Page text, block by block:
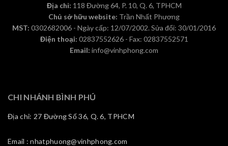
Địa chỉ: 118 Đường 64, P. 10, Q. 6, TPHCM
Chủ sở hữu website: Trần Nhất Phương
MST: 0302682006 - Ngày cấp: 12/07/2002. Sửa đổi: 30/01/2016
Điện thoại: 02837552626 - Fax: 02837552571
Email: info@vinhphong.com
CHI NHÁNH BÌNH PHÚ
Địa chỉ: 27 Đường Số 36, Q. 6, TPHCM
Email : nhatphuong@vinhphong.com